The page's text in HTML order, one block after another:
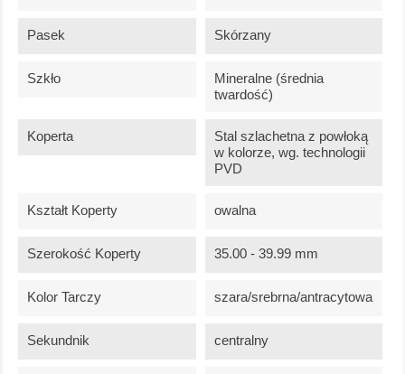
Pasek Skórzany
Szkło
Mineralne (średnia
twardość)
Koperta
Stal szlachetna z powłoką
w kolorze, wg. technologii
PVD
Kształt Koperty owalna
Szerokość Koperty 35.00 - 39.99 mm
Kolor Tarczy szara/srebrna/antracytowa
Sekundnik centralny